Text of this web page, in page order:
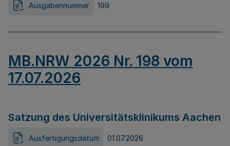
Ausgabennummer 199
MB.NRW 2026 Nr. 198 vom
17.07.2026
Satzung des Universitätsklinikums Aachen
Ausfertigungsdatum 01.07.2026